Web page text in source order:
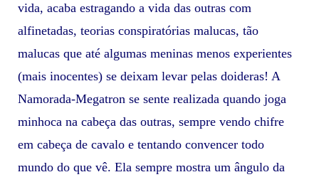
vida, acaba estragando a vida das outras com
alfinetadas, teorias conspiratórias malucas, tão
malucas que até algumas meninas menos experientes
(mais inocentes) se deixam levar pelas doideras! A
Namorada-Megatron se sente realizada quando joga
minhoca na cabeça das outras, sempre vendo chifre
em cabeça de cavalo e tentando convencer todo
mundo do que vê. Ela sempre mostra um ângulo da